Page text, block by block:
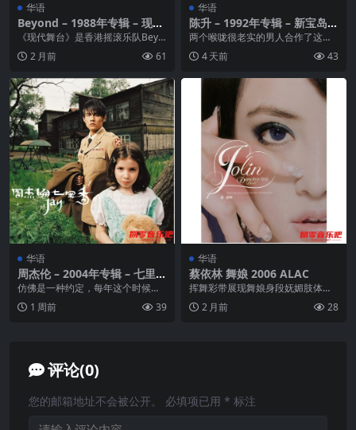
华语
Beyond – 1988年专辑 – 现在
舞台 wav
《现代舞台》是香港摇滚乐队Beyo
nd发行第二张粤语专辑。这张专辑
比上一张Bey...
2 月前 61
华语
陈升 – 1992年专辑 – 新宝岛康
乐队第1辑 Flac
两个喉咙很老实的男人合作了这张
音乐很英俊的专辑，他们相识在一
个吃酒的地方，阿煜晃...
4 天前 43
华语
周杰伦 – 2004年专辑 – 七里香
Flac
仿佛是一种约定，每年这个时候，
酝酿一整年的(周杰伦音乐旋风)，必
定准时引爆。缘于...
1 周前 39
华语
蔡依林 舞娘 2006 ALAC
挥舞彩带展现舞娘身段妩媚肢体的J
olin 充满节奏性感创造流行时尚的J
olin ...2 月前 28
评论(0)
您的邮箱地址不会被公开。 必填项已用 * 标注